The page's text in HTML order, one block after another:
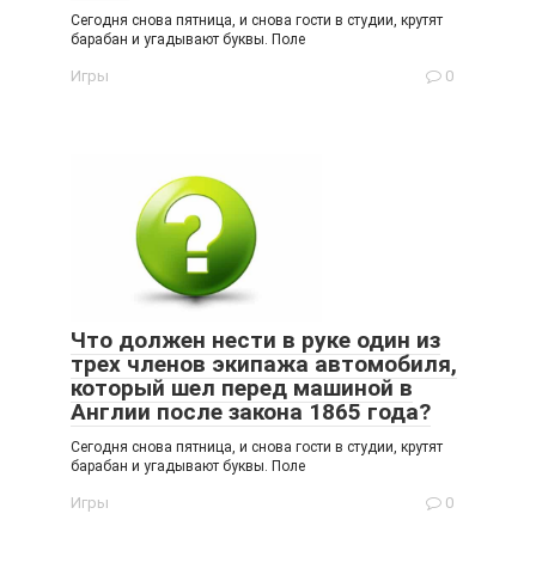
Сегодня снова пятница, и снова гости в студии, крутят
барабан и угадывают буквы. Поле
Игры 0
Что должен нести в руке один из
трех членов экипажа автомобиля,
который шел перед машиной в
Англии после закона 1865 года?
Сегодня снова пятница, и снова гости в студии, крутят
барабан и угадывают буквы. Поле
Игры 0